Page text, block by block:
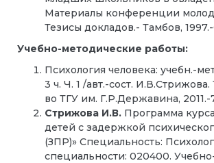
Материалы конференции
Тезисы докладов.- Тамбов,
Учебно-методические работы:
Психология человека: учебн.-
3 ч. Ч. 1 /авт.-сост.
во ТГУ им. Г.Р.Державина, 2011.-
Стрижова И.В. Программа
детей с задержкой
(ЗПР)» Специальность:
специальности: 020400.